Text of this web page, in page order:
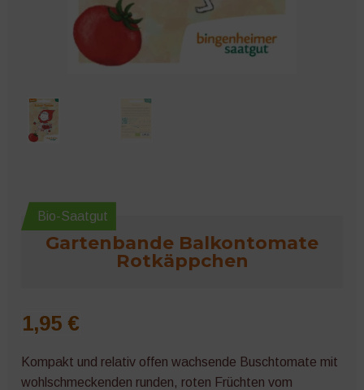
Microgreens
Bio-Saatgut
Gartenbande Balkontomate
Rotkäppchen
1,95 €
Kompakt und relativ offen wachsende Buschtomate mit
wohlschmeckenden runden, roten Früchten vom